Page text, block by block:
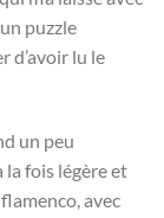
puzzle
d’avoir lu le
un peu
la fois légère et
avec